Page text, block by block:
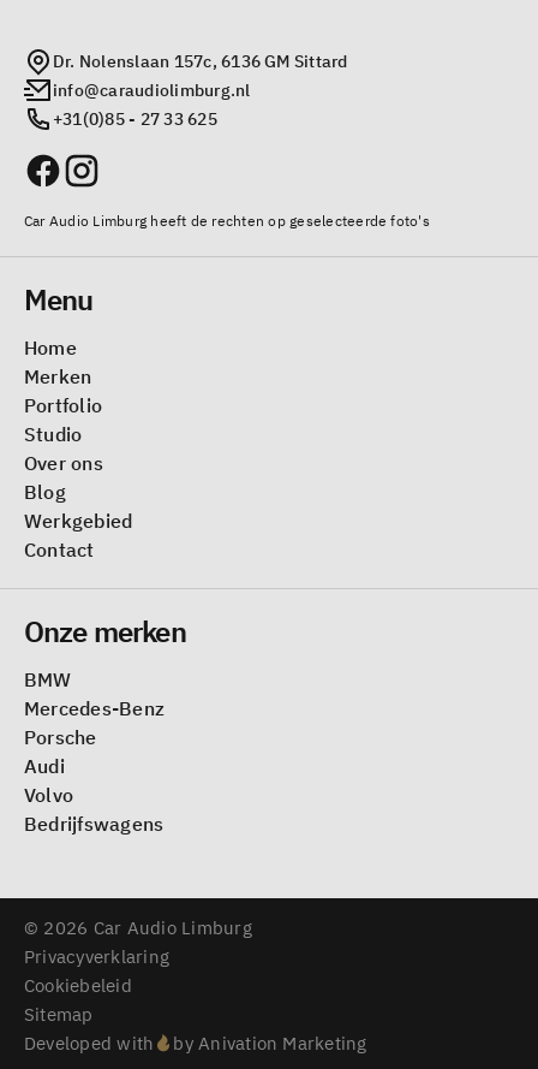
Dr. Nolenslaan 157c, 6136 GM Sittard
info@caraudiolimburg.nl
+31(0)85 - 27 33 625
Car Audio Limburg heeft de rechten op geselecteerde foto's
Menu
Home
Merken
Portfolio
Studio
Over ons
Blog
Werkgebied
Contact
Onze merken
BMW
Mercedes-Benz
Porsche
Audi
Volvo
Bedrijfswagens
© 2026 Car Audio Limburg
Privacyverklaring
Cookiebeleid
Sitemap
Developed with
by Anivation Marketing